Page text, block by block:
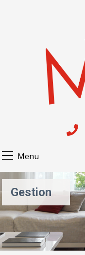
Menu
Gestion